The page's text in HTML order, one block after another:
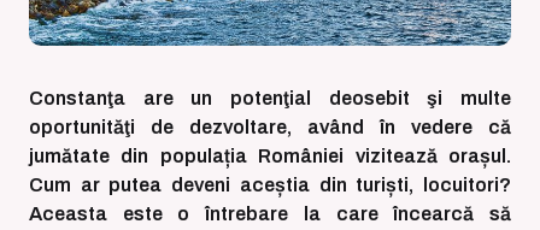
Constanţa are un potenţial deosebit şi multe
oportunităţi de dezvoltare, având în vedere că
jumătate din populația României vizitează orașul.
Cum ar putea deveni aceștia din turiști, locuitori?
Aceasta este o întrebare la care încearcă să